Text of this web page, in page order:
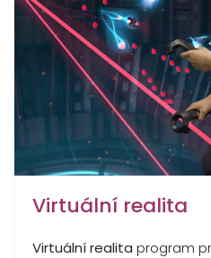
Virtuální realita
Virtuální realita program